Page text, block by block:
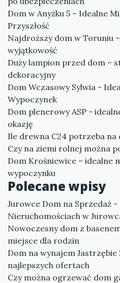
Dom w Anyżku 5 – Idealne
Przyszłość
Najdroższy dom w Toruniu
wyjątkowość
Duży lampion przed dom –
dekoracyjny
Dom Wczasowy Sylwia -
Wypoczynek
Dom plenerowy ASP -
okazję
Ile drewna C24 potrzeba na
Czy na ziemi rolnej można
Dom Krośniewice – idealne
wypoczynku
Polecane wpisy
Jurowce Dom na Sprzedaż
Nieruchomościach w
Nowoczesny dom z
miejsce dla rodzin
Dom na wynajem
najlepszych ofertach
Czy można ogrzewać dom